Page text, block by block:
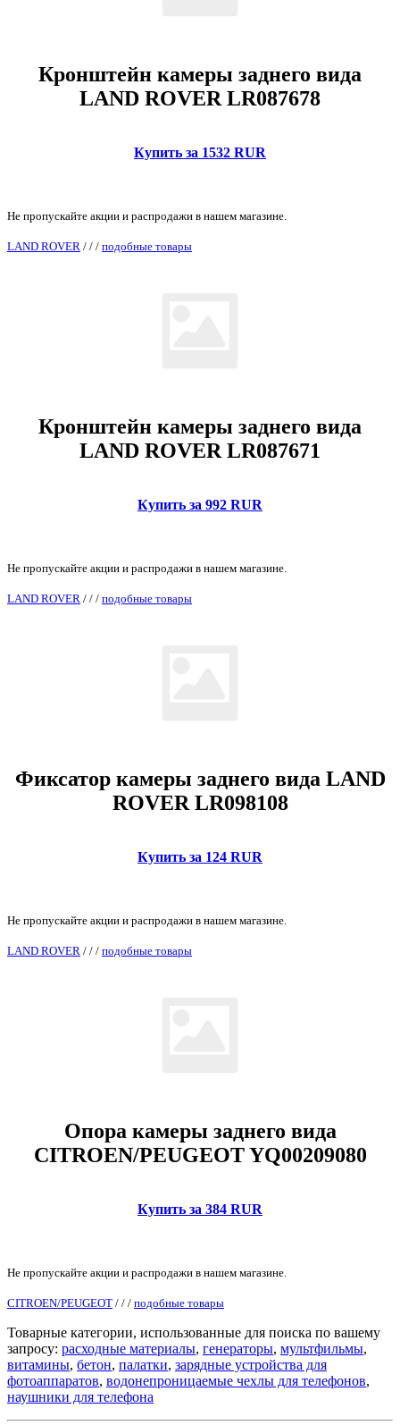
Кронштейн камеры заднего вида
LAND ROVER LR087678
Купить за 1532 RUR
Не пропускайте акции и распродажи в нашем магазине.
LAND ROVER / / / подобные товары
Кронштейн камеры заднего вида
LAND ROVER LR087671
Купить за 992 RUR
Не пропускайте акции и распродажи в нашем магазине.
LAND ROVER / / / подобные товары
Фиксатор камеры заднего вида LAND
ROVER LR098108
Купить за 124 RUR
Не пропускайте акции и распродажи в нашем магазине.
LAND ROVER / / / подобные товары
Опора камеры заднего вида
CITROEN/PEUGEOT YQ00209080
Купить за 384 RUR
Не пропускайте акции и распродажи в нашем магазине.
CITROEN/PEUGEOT / / / подобные товары
Товарные категории, использованные для поиска по вашему
запросу: расходные материалы, генераторы, мультфильмы,
витамины, бетон, палатки, зарядные устройства для
фотоаппаратов, водонепроницаемые чехлы для телефонов,
наушники для телефона